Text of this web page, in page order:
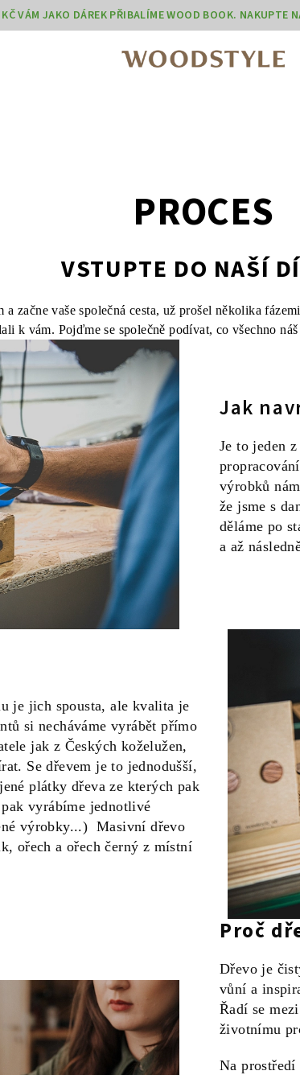
VÁM JAKO DÁREK PŘIBALÍME WOOD BOOK. NAKUPTE
PROCES
VSTUPTE DO NAŠÍ
a začne vaše společná cesta, už prošel několika
k vám. Pojďme se společně podívat, co všechno
Jak
Je to jeden
výrobků
že jsme s
děláme po
a až
je jich spousta, ale kvalita je
si necháváme vyrábět přímo
jak z Českých koželužen,
Se dřevem je to jednodušší,
plátky dřeva ze kterých pak
vyrábíme jednotlivé
výrobky...) Masivní dřevo
ořech a ořech černý z místní
Proč
Dřevo je
vůní a
Řadí se
životnímu
Na